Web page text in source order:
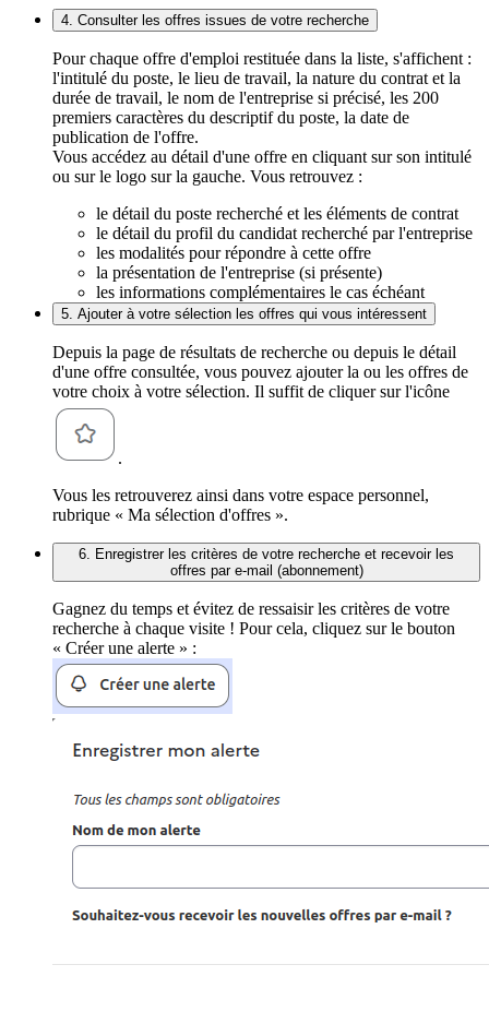
4. Consulter les offres issues de votre recherche
Pour chaque offre d'emploi restituée dans la liste, s'affichent :
l'intitulé du poste, le lieu de travail, la nature du contrat et la
durée de travail, le nom de l'entreprise si précisé, les 200
premiers caractères du descriptif du poste, la date de
publication de l'offre.
Vous accédez au détail d'une offre en cliquant sur son intitulé
ou sur le logo sur la gauche. Vous retrouvez :
le détail du poste recherché et les éléments de contrat
le détail du profil du candidat recherché par l'entreprise
les modalités pour répondre à cette offre
la présentation de l'entreprise (si présente)
les informations complémentaires le cas échéant
5. Ajouter à votre sélection les offres qui vous intéressent
Depuis la page de résultats de recherche ou depuis le détail
d'une offre consultée, vous pouvez ajouter la ou les offres de
votre choix à votre sélection. Il suffit de cliquer sur l'icône
.
Vous les retrouverez ainsi dans votre espace personnel,
rubrique « Ma sélection d'offres ».
6. Enregistrer les critères de votre recherche et recevoir les
offres par e-mail (abonnement)
Gagnez du temps et évitez de ressaisir les critères de votre
recherche à chaque visite ! Pour cela, cliquez sur le bouton
« Créer une alerte » :